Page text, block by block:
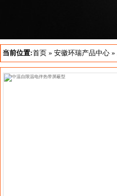
当前位置:首页 » 安徽环瑞产品中心 »